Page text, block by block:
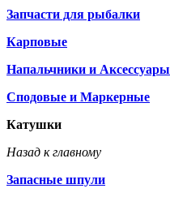
Запчасти для рыбалки
Карповые
Напальчники и Аксессуары
Сподовые и Маркерные
Катушки
Назад к главному
Запасные шпули